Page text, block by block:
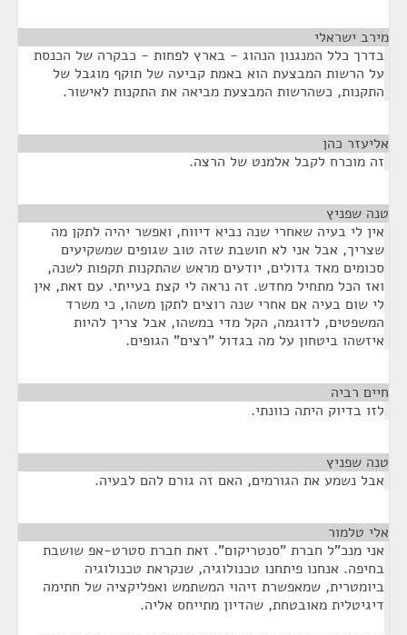
מירב ישראלי
בדרך כלל המנגנון הנהוג - בארץ לפחות - כבקרה של הכנסת
על הרשות המבצעת הוא באמת קביעה של תוקף מוגבל של
התקנות, כשהרשות המבצעת מביאה את התקנות לאישור.
אליעזר כהן
זה מוכרח לקבל אלמנט של הרצה.
טנה שפניץ
אין לי בעיה שאחרי שנה נביא דיווח, ואפשר יהיה לתקן מה
שצריך, אבל אני לא חושבת שזה טוב שגופים שמשקיעים
סכומים מאד גדולים, יודעים מראש שהתקנות תקפות לשנה,
ואז הכל מתחיל מחדש. זה נראה לי קצת בעייתי. עם זאת, אין
לי שום בעיה אם אחרי שנה רוצים לתקן משהו, כי משרד
המשפטים, לדוגמה, הקל מדי במשהו, אבל צריך להיות
איזשהו ביטחון על מה בגדול "רצים" הגופים.
חיים רביה
לזו בדיוק היתה כוונתי.
טנה שפניץ
אבל נשמע את הגורמים, האם זה גורם להם לבעיה.
אלי טלמור
אני מנכ"ל חברת "סנטריקום". זאת חברת סטרט-אפ שושבת
בחיפה. אנחנו פיתחנו טכנולוגיה, שנקראת טכנולוגיה
ביומטרית, שמאפשרת זיהוי המשתמש ואפליקציה של חתימה
דיגיטלית מאובטחת, שהדיון מתייחס אליה.